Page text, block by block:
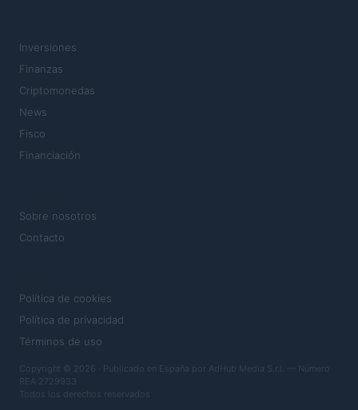
Inversiones
Finanzas
Criptomonedas
News
Fisco
Financiación
Sobre nosotros
Contacto
Política de cookies
Política de privacidad
Términos de uso
Copyright © 2026 · Publicado en España por AdHub Media S.r.l. — Número
REA 2729933
Todos los derechos reservados